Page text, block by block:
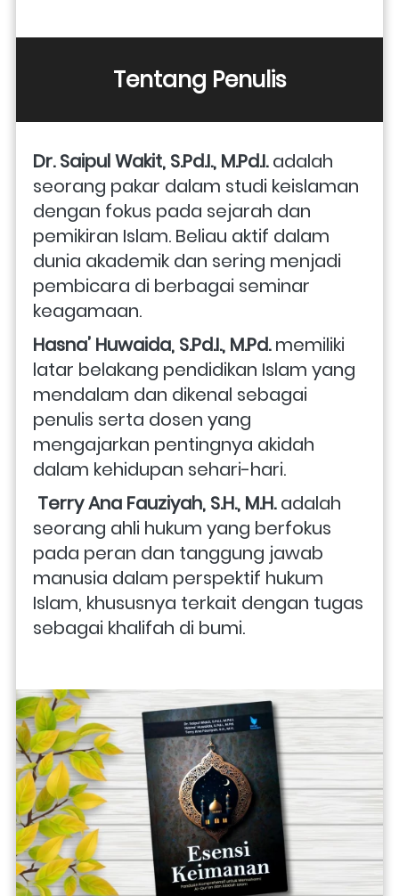
Tentang Penulis
Dr. Saipul Wakit, S.Pd.I., M.Pd.I. adalah
seorang pakar dalam studi keislaman
dengan fokus pada sejarah dan
pemikiran Islam. Beliau aktif dalam
dunia akademik dan sering menjadi
pembicara di berbagai seminar
keagamaan.
Hasna’ Huwaida, S.Pd.I., M.Pd. memiliki
latar belakang pendidikan Islam yang
mendalam dan dikenal sebagai
penulis serta dosen yang
mengajarkan pentingnya akidah
dalam kehidupan sehari-hari.
Terry Ana Fauziyah, S.H., M.H. adalah
seorang ahli hukum yang berfokus
pada peran dan tanggung jawab
manusia dalam perspektif hukum
Islam, khususnya terkait dengan tugas
sebagai khalifah di bumi.